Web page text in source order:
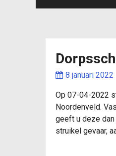
8 januari 2022
Op 07-04-2022
Noordenveld.
geeft u deze
struikel gevaar,